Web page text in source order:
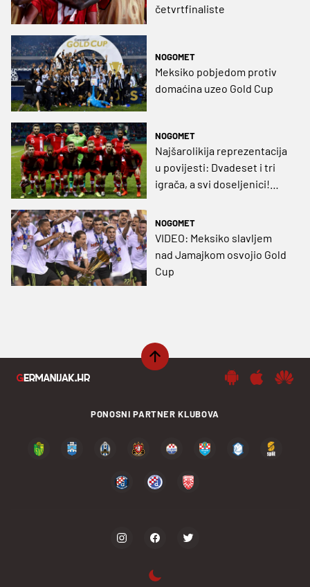
četvrtfinaliste
NOGOMET
Meksiko pobjedom protiv
domaćina uzeo Gold Cup
NOGOMET
Najšarolikija reprezentacija
u povijesti: Dvadeset i tri
igrača, a svi doseljenici!
Hrvatske...
NOGOMET
VIDEO: Meksiko slavljem
nad Jamajkom osvojio Gold
Cup
PONOSNI PARTNER KLUBOVA